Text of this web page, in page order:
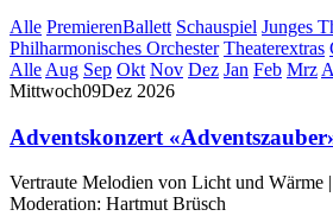
Alle PremierenBallett Schauspiel Junges
Philharmonisches Orchester Theaterextras
Alle Aug Sep Okt Nov Dez Jan Feb Mrz
Mittwoch09Dez 2026
Adventskonzert
Vertraute Melodien von Licht und
Moderation: Hartmut Brüsch